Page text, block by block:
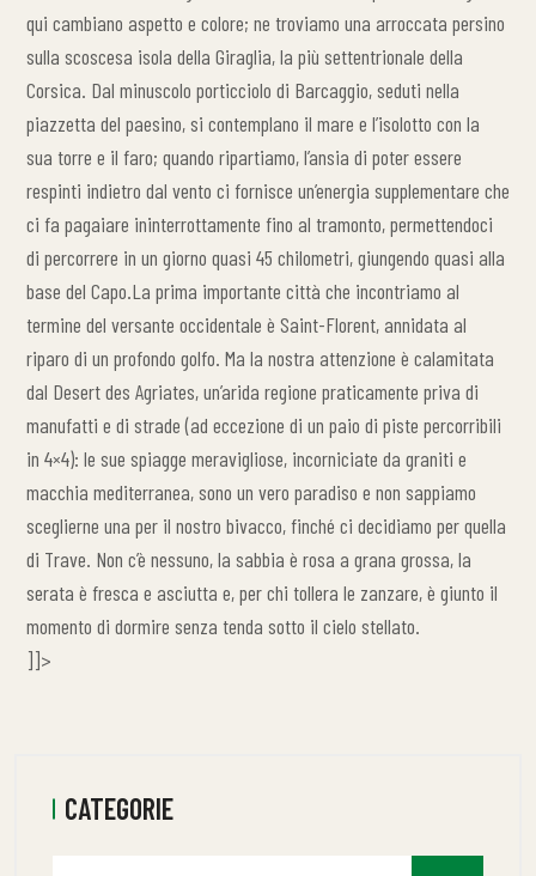
qui cambiano aspetto e colore; ne troviamo una arroccata persino
sulla scoscesa isola della Giraglia, la più settentrionale della
Corsica. Dal minuscolo porticciolo di Barcaggio, seduti nella
piazzetta del paesino, si contemplano il mare e l’isolotto con la
sua torre e il faro; quando ripartiamo, l’ansia di poter essere
respinti indietro dal vento ci fornisce un’energia supplementare che
ci fa pagaiare ininterrottamente fino al tramonto, permettendoci
di percorrere in un giorno quasi 45 chilometri, giungendo quasi alla
base del Capo.La prima importante città che incontriamo al
termine del versante occidentale è Saint-Florent, annidata al
riparo di un profondo golfo. Ma la nostra attenzione è calamitata
dal Desert des Agriates, un’arida regione praticamente priva di
manufatti e di strade (ad eccezione di un paio di piste percorribili
in 4×4): le sue spiagge meravigliose, incorniciate da graniti e
macchia mediterranea, sono un vero paradiso e non sappiamo
sceglierne una per il nostro bivacco, finché ci decidiamo per quella
di Trave. Non c’è nessuno, la sabbia è rosa a grana grossa, la
serata è fresca e asciutta e, per chi tollera le zanzare, è giunto il
momento di dormire senza tenda sotto il cielo stellato.
]]>
CATEGORIE